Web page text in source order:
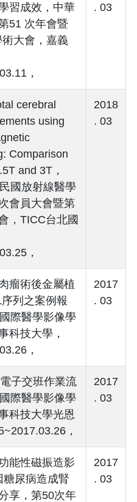
習成效，中華
51 次年會暨
大會，嘉義
，
. 03
cerebral
using
Comparison
and 3T，
國放射線醫學
會員大會暨第
，TICC台北國
，
2018
. 03
瘤術後金屬植
列之案例報
際醫學影像學
科技大學，
，
2017
. 03
子交班作業流
際醫學影像學
科技大學光恩
，
2017
. 03
能性磁振造影
糖尿病造成腎
享，第50次年
2017
. 03